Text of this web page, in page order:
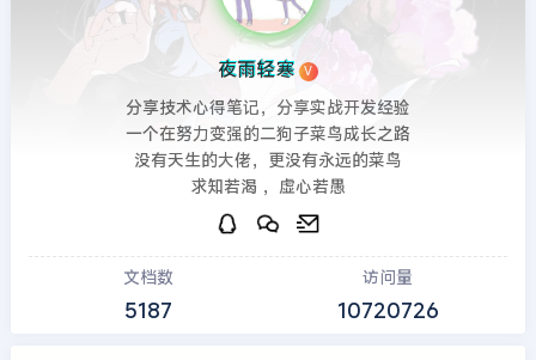
夜雨轻寒 V
分享技术心得笔记，分享实战开发经验
一个在努力变强的二狗子菜鸟成长之路
没有天生的大佬，更没有永远的菜鸟
求知若渴 ，虚心若愚
文档数
5187
访问量
10720726